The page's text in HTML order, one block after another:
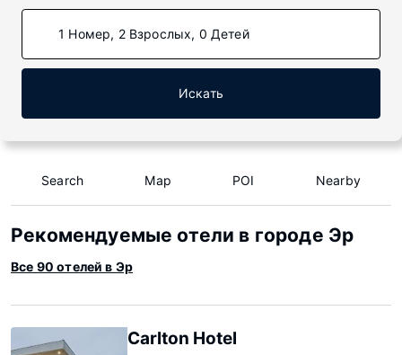
1 Номер, 2 Взрослых, 0 Детей
Искать
Search Map POI Nearby
Рекомендуемые отели в городе Эр
Все 90 отелей в Эр
Carlton Hotel